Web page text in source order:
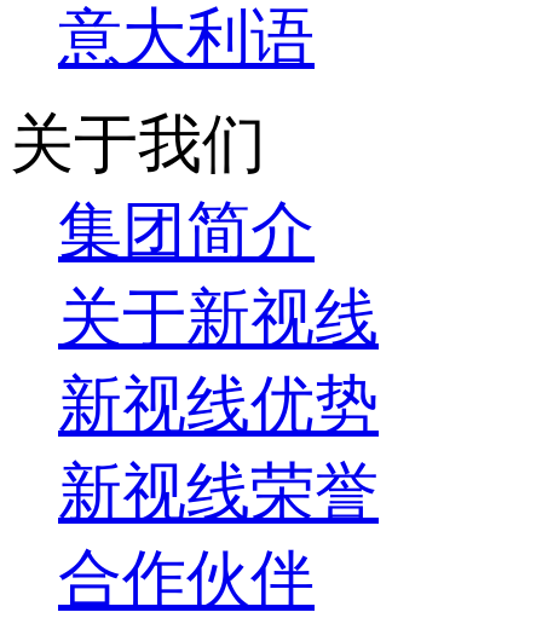
意大利语
关于我们
集团简介
关于新视线
新视线优势
新视线荣誉
合作伙伴